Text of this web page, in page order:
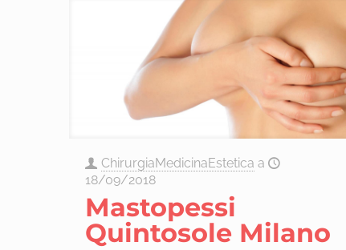
ChirurgiaMedicinaEstetica a
18/09/2018
Mastopessi
Quintosole Milano